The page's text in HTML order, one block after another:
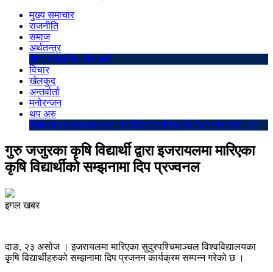
मुख्य समाचार
राजनीति
समाज
अर्थतन्त्र
शेयर बजारबैंक–वित्तअटो
विचार
खेलकुद
अन्तर्वार्ता
मनोरन्जन
थप अरु
शिक्षास्वास्थ्यप्रवाससुचना प्रविधिपत्रपत्रिकाबिचित्र संसारब्लो अप
गुरु जजुरका कृषि विद्यार्थी द्वारा इजरायलमा मारिएका
कृषि विद्यार्थीको सम्झनामा दिप प्रज्वनल
इगल खबर
दाङ, २३ असोज । इजरायलमा मारिएका सुदुरपश्चिमाञ्चल विश्वविद्यालयका
कृषि विद्यार्थीहरुको सम्झनामा दिप प्रजनन कार्यक्रम सम्पन्न गरेको छ ।